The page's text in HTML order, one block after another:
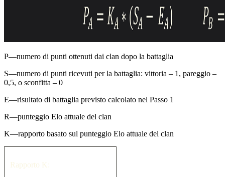
P—numero di punti ottenuti dai clan dopo la battaglia
S—numero di punti ricevuti per la battaglia: vittoria – 1, pareggio –
0,5, o sconfitta – 0
E—risultato di battaglia previsto calcolato nel Passo 1
R—punteggio Elo attuale del clan
K—rapporto basato sul punteggio Elo attuale del clan
Rapporto K: